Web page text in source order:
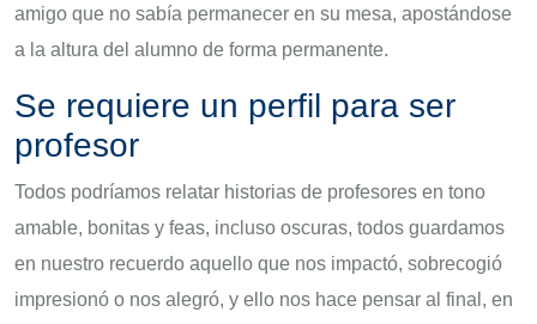
amigo que no sabía permanecer en su mesa, apostándose
a la altura del alumno de forma permanente.
Se requiere un perfil para ser
profesor
Todos podríamos relatar historias de profesores en tono
amable, bonitas y feas, incluso oscuras, todos guardamos
en nuestro recuerdo aquello que nos impactó, sobrecogió
impresionó o nos alegró, y ello nos hace pensar al final, en